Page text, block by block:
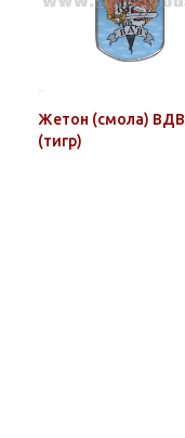
Жетон (смола) ВДВ
(тигр)